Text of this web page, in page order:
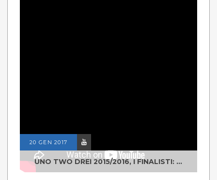
20 GEN 2017
UNO TWO DREI 2015/2016, I FINALISTI: CLASSE IV ALS ISTITUTO "DEGASPERI" BORGO VALSUGANA